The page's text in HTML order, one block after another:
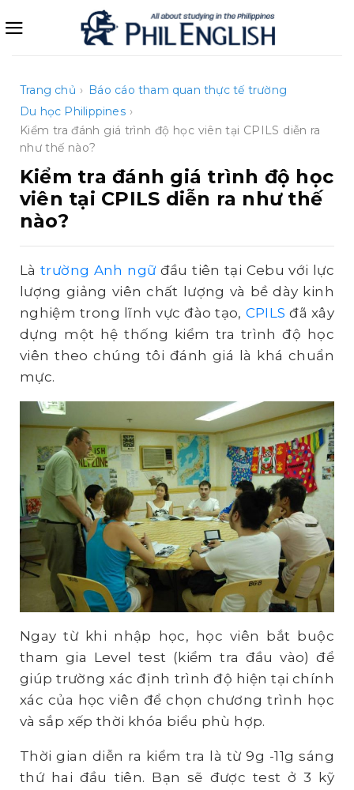
qua
Trang chủ › Báo cáo tham quan thực tế trường
Du học Philippines ›
Kiểm tra đánh giá trình độ học viên tại CPILS diễn ra
như thế nào?
Kiểm tra đánh giá trình độ học
viên tại CPILS diễn ra như thế
nào?
Làtrường Anh ngữđầu tiên tại Cebu với lực
lượng giảng viên chất lượng và bề dày kinh
nghiệm trong lĩnh vực đào tạo, CPILS đã xây
dựng một hệ thống kiểm tra trình độ học
viên theo chúng tôi đánh giá là khá chuẩn
mực.
Ngay từ khi nhập học, học viên bắt buộc
tham gia Level test (kiểm tra đầu vào) để
giúp trường xác định trình độ hiện tại chính
xác của học viên để chọn chương trình học
và sắp xếp thời khóa biểu phù hợp.
Thời gian diễn ra kiểm tra là từ 9g -11g sáng
thứ hai đầu tiên. Bạn sẽ được test ở 3 kỹ